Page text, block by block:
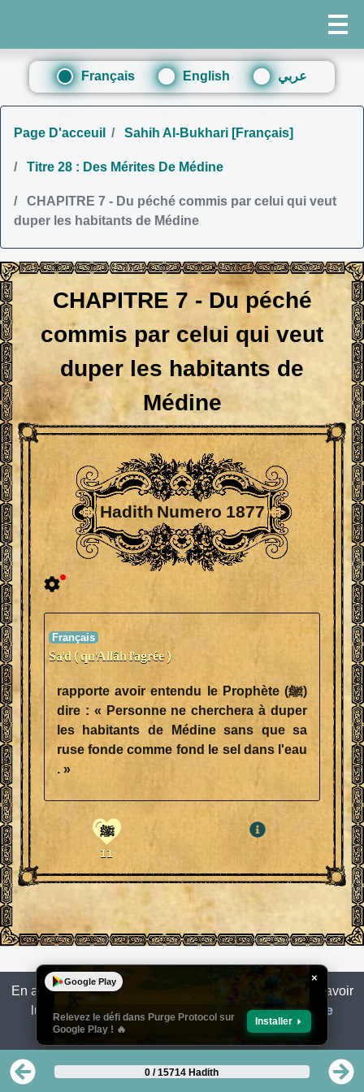
Français English عربي
Page D'acceuil Sahih Al-Bukhari [Français]
Titre 28 : Des Mérites De Médine
CHAPITRE 7 - Du péché commis par celui qui veut
duper les habitants de Médine
CHAPITRE 7 - Du péché
commis par celui qui veut
duper les habitants de
Médine
Hadith Numero 1877
Sa'd ( qu'Allâh l'agrée )
rapporte avoir entendu le Prophète (ﷺ)
dire : « Personne ne cherchera à duper
les habitants de Médine sans que sa
ruse fonde comme fond le sel dans l'eau
. »
ﷺ
11
En accédant ou en utilisant le Site, vous reconnaissez avoir
lu, compris
Conditions D'utilisation etPolitique De
Google Play
Relevez le défi dans Purge Protocol sur
Google Play ! 🔥
Installer
×
0 / 15714 Hadith